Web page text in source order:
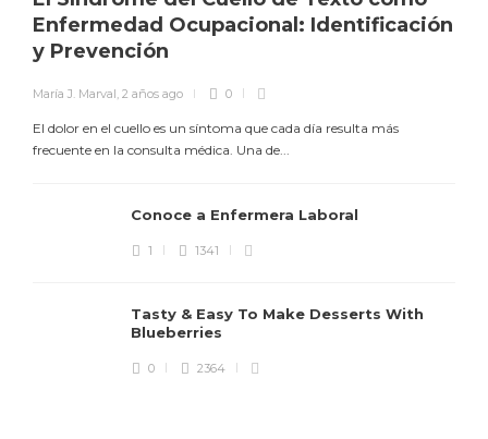
Enfermedad Ocupacional: Identificación
y Prevención
María J. Marval, 2 años ago 0
El dolor en el cuello es un síntoma que cada día resulta más
frecuente en la consulta médica. Una de...
Conoce a Enfermera Laboral
1 1341
Tasty & Easy To Make Desserts With
Blueberries
0 2364